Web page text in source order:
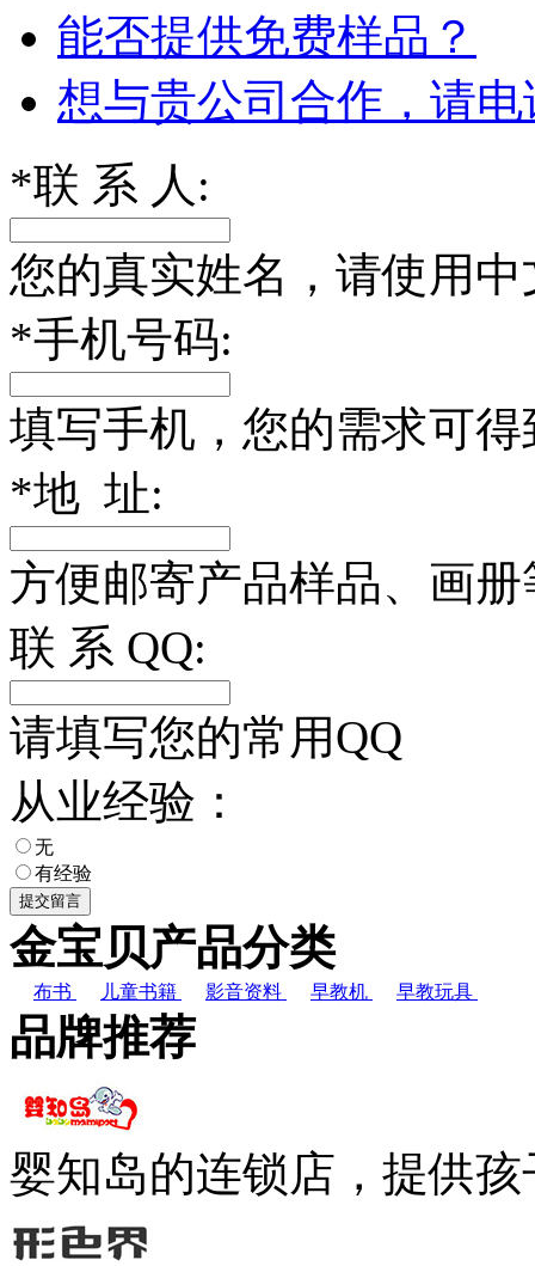
能否提供免费样品？
想与贵公司合作，请
*联 系 人:
您的真实姓名，请使用中
*手机号码:
填写手机，您的需求可
*地 址:
方便邮寄产品样品、画
联 系 QQ:
请填写您的常用QQ
从业经验：
无
有经验
金宝贝产品分类
布书 儿童书籍 影音资料 早教机 早教玩具
品牌推荐
婴知岛的连锁店，提供